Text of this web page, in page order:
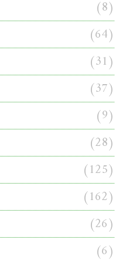
(8)
(64)
(31)
(37)
(9)
(28)
(125)
(162)
(26)
(6)